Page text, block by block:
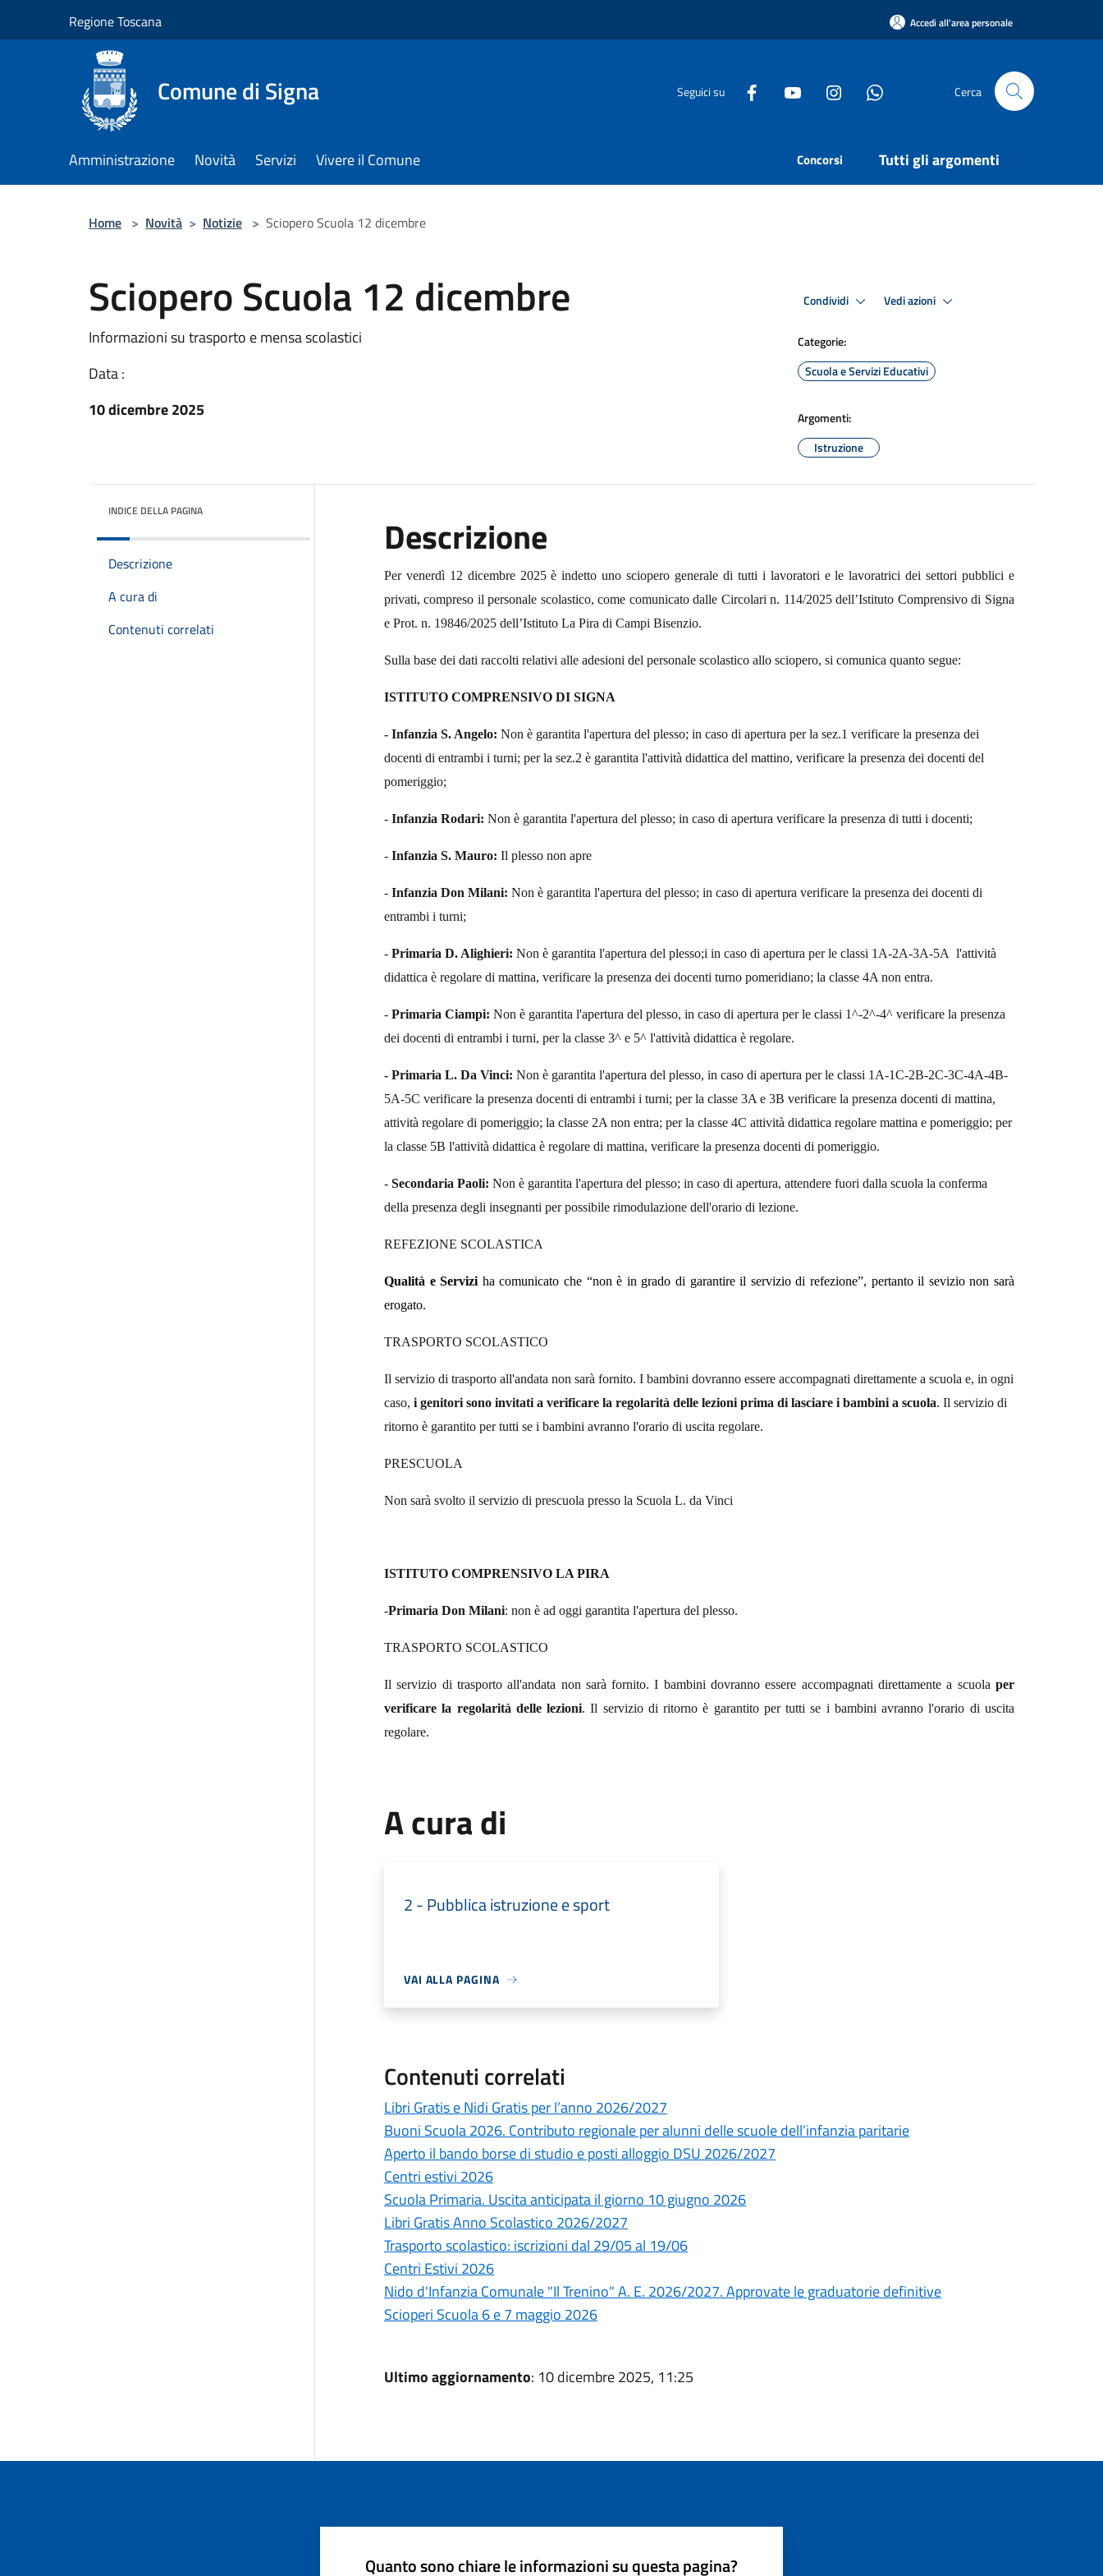
Regione Toscana Accedi all'area personale
Comune di Signa Seguici su Cerca
Amministrazione Novità Servizi Vivere il Comune Concorsi Tutti gli argomenti
Home > Novità > Notizie > Sciopero Scuola 12 dicembre
Sciopero Scuola 12 dicembre
Informazioni su trasporto e mensa scolastici
Data :
10 dicembre 2025
Condividi Vedi azioni
Categorie:
Scuola e Servizi Educativi
Argomenti:
Istruzione
INDICE DELLA PAGINA
Descrizione
A cura di
Contenuti correlati
Descrizione
Per venerdì 12 dicembre 2025 è indetto uno sciopero generale di tutti i lavoratori e le lavoratrici dei settori pubblici e
privati, compreso il personale scolastico, come comunicato dalle Circolari n. 114/2025 dell’Istituto Comprensivo di Signa
e Prot. n. 19846/2025 dell’Istituto La Pira di Campi Bisenzio.
Sulla base dei dati raccolti relativi alle adesioni del personale scolastico allo sciopero, si comunica quanto segue:
ISTITUTO COMPRENSIVO DI SIGNA
- Infanzia S. Angelo: Non è garantita l'apertura del plesso; in caso di apertura per la sez.1 verificare la presenza dei
docenti di entrambi i turni; per la sez.2 è garantita l'attività didattica del mattino, verificare la presenza dei docenti del
pomeriggio;
-Infanzia Rodari: Non è garantita l'apertura del plesso; in caso di apertura verificare la presenza di tutti i docenti;
-Infanzia S. Mauro: Il plesso non apre
-Infanzia Don Milani: Non è garantita l'apertura del plesso; in caso di apertura verificare la presenza dei docenti di
entrambi i turni;
- Primaria D. Alighieri: Non è garantita l'apertura del plesso;i in caso di apertura per le classi 1A-2A-3A-5A l'attività
didattica è regolare di mattina, verificare la presenza dei docenti turno pomeridiano; la classe 4A non entra.
- Primaria Ciampi: Non è garantita l'apertura del plesso, in caso di apertura per le classi 1^-2^-4^ verificare la presenza
dei docenti di entrambi i turni, per la classe 3^ e 5^ l'attività didattica è regolare.
- Primaria L. Da Vinci: Non è garantita l'apertura del plesso, in caso di apertura per le classi 1A-1C-2B-2C-3C-4A-4B-
5A-5C verificare la presenza docenti di entrambi i turni; per la classe 3A e 3B verificare la presenza docenti di mattina,
attività regolare di pomeriggio; la classe 2A non entra; per la classe 4C attività didattica regolare mattina e pomeriggio; per
la classe 5B l'attività didattica è regolare di mattina, verificare la presenza docenti di pomeriggio.
- Secondaria Paoli: Non è garantita l'apertura del plesso; in caso di apertura, attendere fuori dalla scuola la conferma
della presenza degli insegnanti per possibile rimodulazione dell'orario di lezione.
REFEZIONE SCOLASTICA
Qualità e Servizi ha comunicato che “non è in grado di garantireil serviziodi refezione”, pertanto il sevizio non sarà
erogato.
TRASPORTO SCOLASTICO
Il servizio di trasporto all'andata non sarà fornito. I bambini dovranno essere accompagnati direttamente a scuola e, in ogni
caso, i genitori sono invitati a verificare la regolarità delle lezioni prima di lasciare i bambini a scuola. Il servizio di
ritorno è garantito per tutti se i bambini avranno l'orario di uscita regolare.
PRESCUOLA
Non sarà svolto il servizio di prescuola presso la Scuola L. da Vinci
ISTITUTO COMPRENSIVO LA PIRA
-Primaria Don Milani: non è ad oggi garantita l'apertura del plesso.
TRASPORTO SCOLASTICO
Il servizio di trasporto all'andata non sarà fornito. I bambini dovranno essere accompagnati direttamente a scuola per
verificare la regolarità delle lezioni. Il servizio di ritorno è garantito per tutti se i bambini avranno l'orario di uscita
regolare.
A cura di
2 - Pubblica istruzione e sport
VAI ALLA PAGINA
Contenuti correlati
Libri Gratis e Nidi Gratis per l’anno 2026/2027
Buoni Scuola 2026. Contributo regionale per alunni delle scuole dell’infanzia paritarie
Aperto il bando borse di studio e posti alloggio DSU 2026/2027
Centri estivi 2026
Scuola Primaria. Uscita anticipata il giorno 10 giugno 2026
Libri Gratis Anno Scolastico 2026/2027
Trasporto scolastico: iscrizioni dal 29/05 al 19/06
Centri Estivi 2026
Nido d'Infanzia Comunale "Il Trenino" A. E. 2026/2027. Approvate le graduatorie definitive
Scioperi Scuola 6 e 7 maggio 2026
Ultimo aggiornamento: 10 dicembre 2025, 11:25
Quanto sono chiare le informazioni su questa pagina?